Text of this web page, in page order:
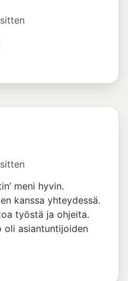
meni hyvin.
kanssa yhteydessä.
työstä ja ohjeita.
oli asiantuntijoiden